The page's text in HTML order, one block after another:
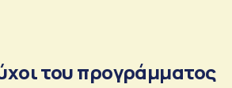
του προγράμματος